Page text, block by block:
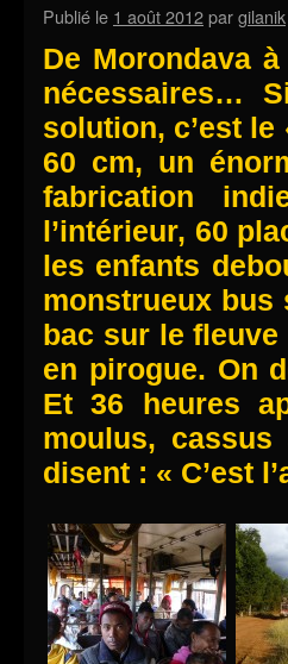
Publié le 1 août 2012pargilanik
De Morondava
nécessaires…
solution, c’est le
60 cm, un
fabrication
l’intérieur, 60
les enfants
monstrueux bus
bac sur le
en pirogue. On
Et 36 heures
moulus,
disent : « C’est